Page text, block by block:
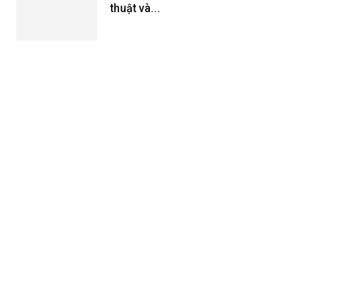
thuật và...